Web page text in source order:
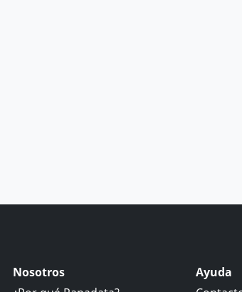
Nosotros
Ayuda